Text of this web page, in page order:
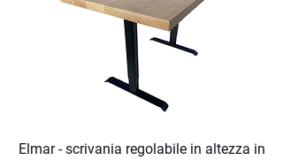
Elmar - scrivania regolabile in altezza in